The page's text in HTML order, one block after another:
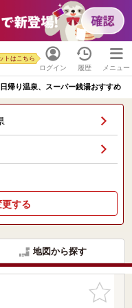
ログイン
トはこちら
履歴 メニュー
帰り温泉、スーパー銭湯おすすめ
する
地図から探す
お気に入
りに追加